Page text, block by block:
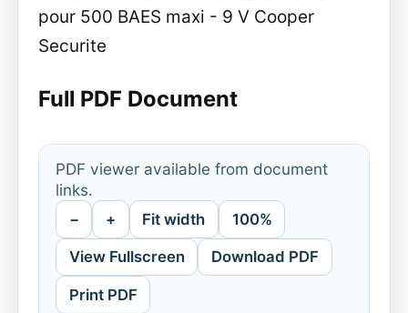
pour 500 BAES maxi - 9 V Cooper
Securite
Full PDF Document
PDF viewer available from document
links.
− + Fit width 100%
View Fullscreen Download PDF
Print PDF